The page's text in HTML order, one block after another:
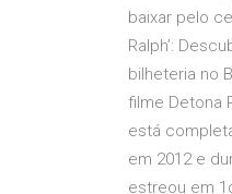
baixar pelo
Ralph’:
bilheteria no
filme Detona
está
em 2012 e
estreou em